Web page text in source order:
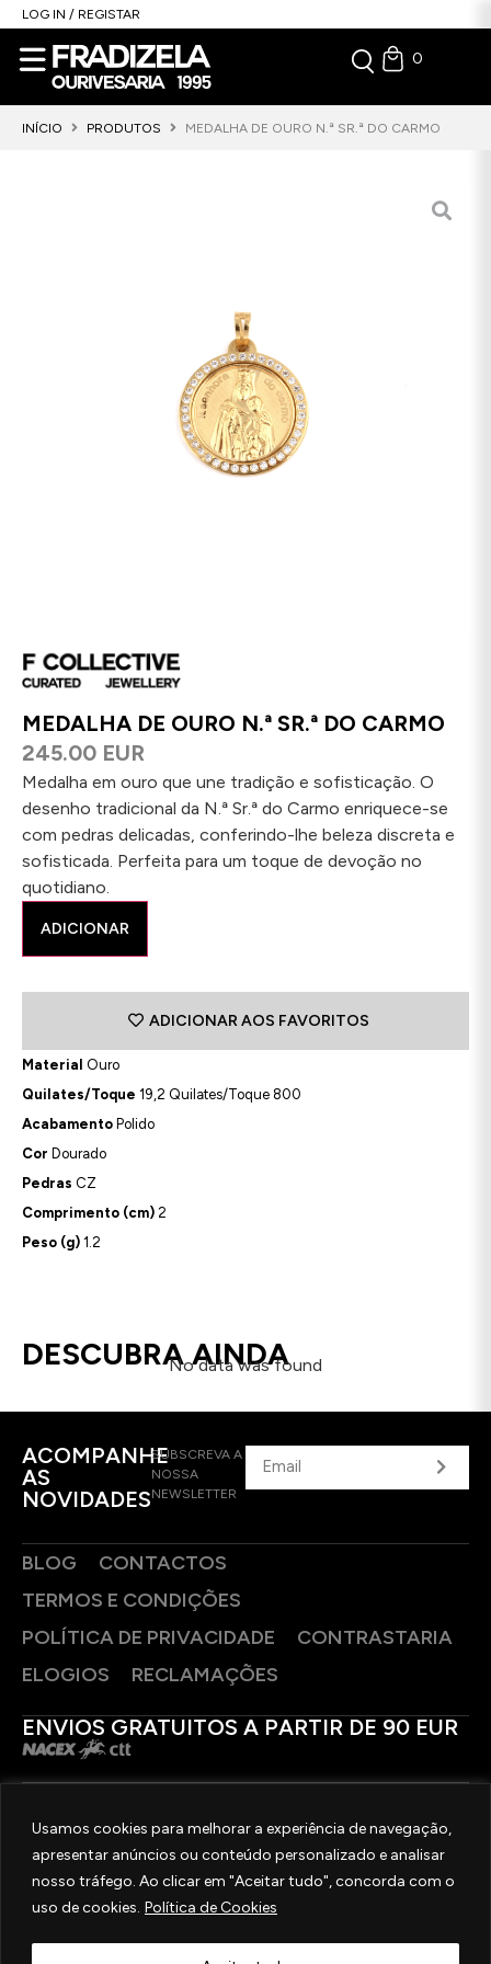
Usamos cookies para melhorar a experiência de navegação,
apresentar anúncios ou conteúdo personalizado e analisar
nosso tráfego. Ao clicar em "Aceitar tudo", concorda com o
uso de cookies. Política de Cookies
LOG IN / REGISTAR
0
INÍCIO PRODUTOS MEDALHA DE OURO N.ª SR.ª DO CARMO
MEDALHA DE OURO N.ª SR.ª DO CARMO
245.00 EUR
Medalha em ouro que une tradição e sofisticação. O
desenho tradicional da N.ª Sr.ª do Carmo enriquece-se
com pedras delicadas, conferindo-lhe beleza discreta e
sofisticada. Perfeita para um toque de devoção no
quotidiano.
ADICIONAR
ADICIONAR AOS FAVORITOS
Material Ouro
Quilates/Toque 19,2 Quilates/Toque 800
Acabamento Polido
Cor Dourado
Pedras CZ
Comprimento (cm) 2
Peso (g) 1.2
DESCUBRA AINDA
No data was found
ACOMPANHE
AS
NOVIDADES
SUBSCREVA A
NOSSA
NEWSLETTER
BLOG
CONTACTOS
TERMOS E CONDIÇÕES
POLÍTICA DE PRIVACIDADE
CONTRASTARIA
ELOGIOS
RECLAMAÇÕES
ENVIOS GRATUITOS A PARTIR DE 90 EUR
SIGA-NOS
2025 © OURIVESARIA FRADIZELA